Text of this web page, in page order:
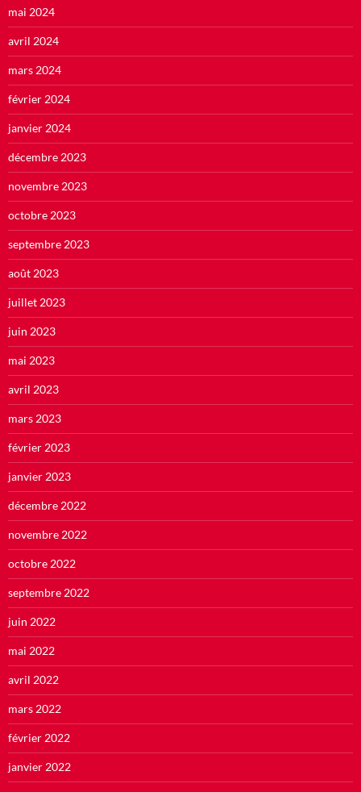
mai 2024
avril 2024
mars 2024
février 2024
janvier 2024
décembre 2023
novembre 2023
octobre 2023
septembre 2023
août 2023
juillet 2023
juin 2023
mai 2023
avril 2023
mars 2023
février 2023
janvier 2023
décembre 2022
novembre 2022
octobre 2022
septembre 2022
juin 2022
mai 2022
avril 2022
mars 2022
février 2022
janvier 2022